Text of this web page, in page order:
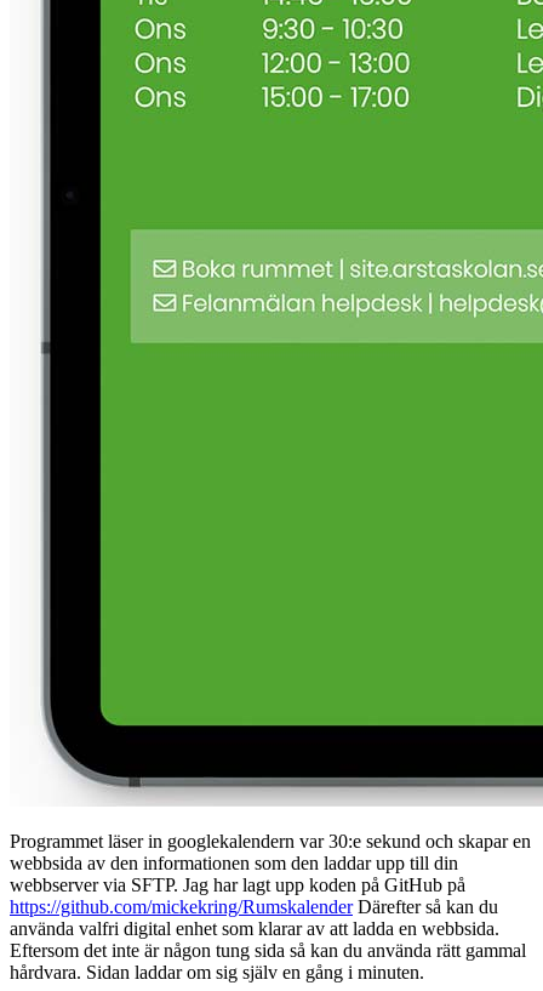
Programmet läser in googlekalendern var 30:e sekund och skapar en
webbsida av den informationen som den laddar upp till din
webbserver via SFTP. Jag har lagt upp koden på GitHub på
https://github.com/mickekring/RumskalenderDärefter så kan du
använda valfri digital enhet som klarar av att ladda en webbsida.
Eftersom det inte är någon tung sida så kan du använda rätt gammal
hårdvara. Sidan laddar om sig själv en gång i minuten.